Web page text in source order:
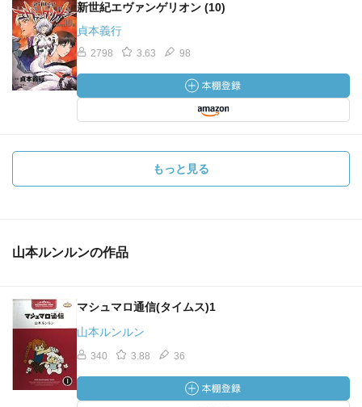
新世紀エヴァンゲリオン (10)
貞本義行
2798 3.63 98
もっと見る
山本ルンルンの作品
マシュマロ通信(タイムス)1
山本ルンルン
340 3.88 36